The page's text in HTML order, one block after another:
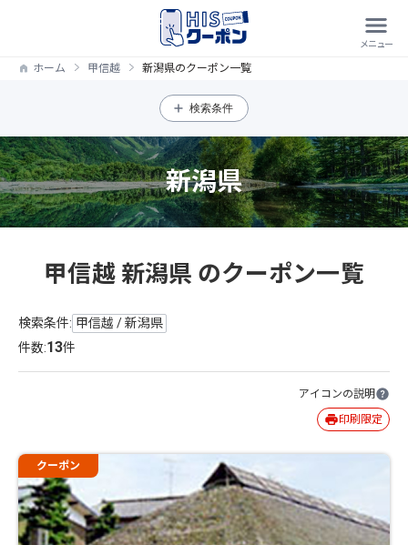
ホーム 甲信越 新潟県のクーポン一覧
検索条件
新潟県
甲信越 新潟県 のクーポン一覧
検索条件: 甲信越 / 新潟県
件数:13件
アイコンの説明
印刷限定
クーポン